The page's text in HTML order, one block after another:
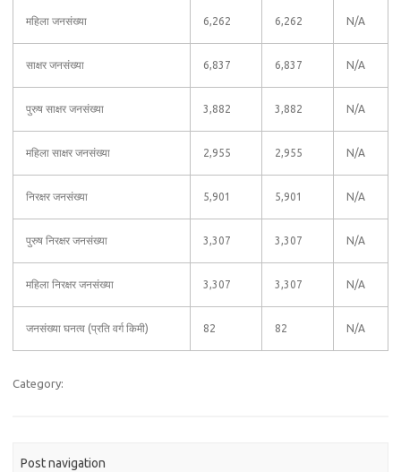
महिला जनसंख्या 6,262 6,262 N/A
साक्षर जनसंख्या 6,837 6,837 N/A
पुरुष साक्षर जनसंख्या 3,882 3,882 N/A
महिला साक्षर जनसंख्या 2,955 2,955 N/A
निरक्षर जनसंख्या 5,901 5,901 N/A
पुरुष निरक्षर जनसंख्या 3,307 3,307 N/A
महिला निरक्षर जनसंख्या 3,307 3,307 N/A
जनसंख्या घनत्व (प्रति वर्ग किमी) 82 82 N/A
Category:
Post navigation